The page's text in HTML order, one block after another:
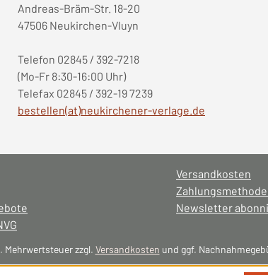
Andreas-Bräm-Str. 18-20
47506 Neukirchen-Vluyn
Telefon 02845 / 392-7218
(Mo-Fr 8:30-16:00 Uhr)
Telefax 02845 / 392-19 7239
bestellen(at)neukirchener-verlage.de
Versandkosten
Newsletter
Mehrwertsteuer zzgl. Versandkosten und ggf.